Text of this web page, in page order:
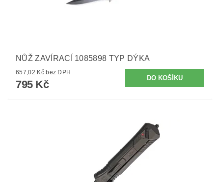
NŮŽ ZAVÍRACÍ 1085898 TYP DÝKA
657,02 Kč bez DPH
795 Kč